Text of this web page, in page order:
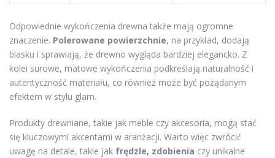
Odpowiednie wykończenia drewna także mają ogromne
znaczenie. Polerowane powierzchnie, na przykład, dodają
blasku i sprawiają, że drewno wygląda bardziej elegancko. Z
kolei surowe, matowe wykończenia podkreślają naturalność i
autentyczność materiału, co również może być pożądanym
efektem w stylu glam.
Produkty drewniane, takie jak meble czy akcesoria, mogą stać
się kluczowymi akcentami w aranżacji. Warto więc zwrócić
uwagę na detale, takie jak frędzle, zdobienia czy unikalne